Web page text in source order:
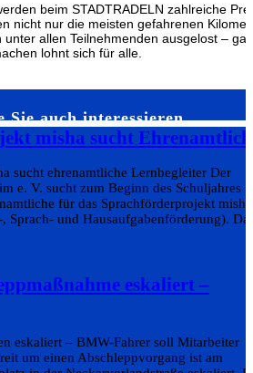
beim STADTRADELN zahlreiche
nicht nur die meisten gefahrenen
unter allen Teilnehmenden ausgelost –
lohnt sich für alle.
Sie auch interessieren…
misha sucht
sucht ehrenamtliche Lernbegleiter Der
e. V. sucht zum Beginn des Schuljahres
für das Sprachförderprojekt misha
Sprach- und Hausaufgabenförderung).
eskaliert –
eskaliert – BMW-Fahrer soll Mitarbeiter
um einen Abschleppvorgang ist am